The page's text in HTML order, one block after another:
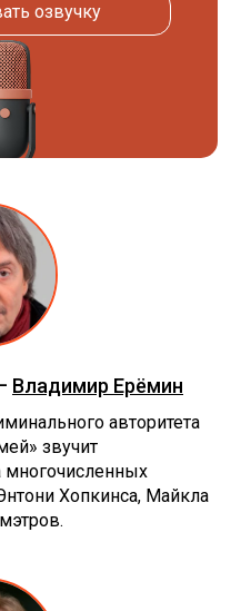
озвучку
Владимир Ерёмин
авторитета
звучит
многочисленных
Хопкинса, Майкла